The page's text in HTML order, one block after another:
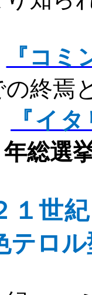
『コ
の終焉
『イ
年総選
１世
テロ